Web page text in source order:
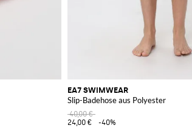
EA7 SWIMWEAR
Slip-Badehose aus Polyester
40,00 €
24,00 €
-40%